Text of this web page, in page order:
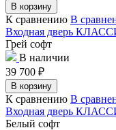
В корзину
К сравнению В
Входная дверь
Грей софт
В наличии
39 700 ₽
В корзину
К сравнению В
Входная дверь
Белый софт